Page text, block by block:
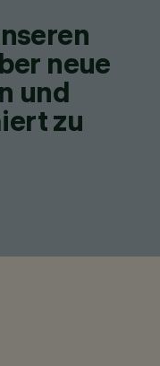
neue
und
zu